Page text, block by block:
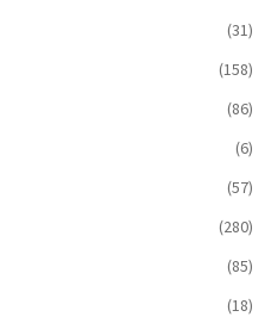
(31)
(158)
(86)
(6)
(57)
(280)
(85)
(18)